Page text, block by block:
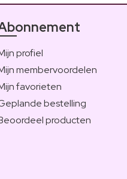
profiel
membervoordelen
favorieten
bestelling
producten